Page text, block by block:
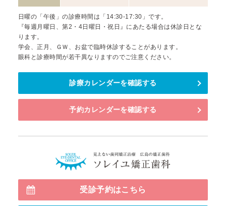
日曜の「午後」の診療時間は「14:30-17:30」です。
『毎週月曜日、第2・4日曜日・祝日』にあたる場合は休診日とな
ります。
学会、正月、ＧＷ、お盆で臨時休診することがあります。
眼科と診療時間が若干異なりますのでご注意ください。
診療カレンダーを確認する
予約カレンダーを確認する
受診予約はこちら